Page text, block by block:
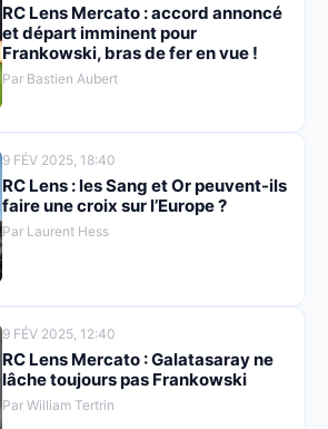
RC Lens Mercato : accord annoncé
et départ imminent pour
Frankowski, bras de fer en vue !
Par Bastien Aubert
9 FÉV 2025, 18:40
RC Lens : les Sang et Or peuvent-ils
faire une croix sur l’Europe ?
Par Laurent Hess
9 FÉV 2025, 12:40
RC Lens Mercato : Galatasaray ne
lâche toujours pas Frankowski
Par William Tertrin